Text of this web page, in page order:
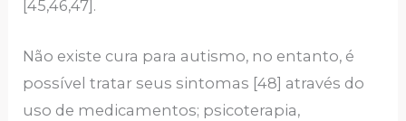
[45,46,47].
Não existe cura para autismo, no entanto, é
possível tratar seus sintomas [48] através do
uso de medicamentos; psicoterapia,